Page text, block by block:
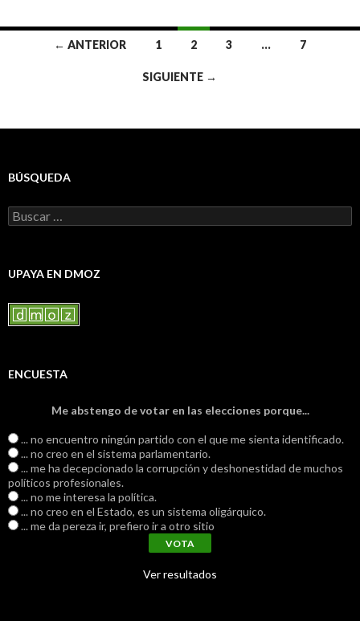
entradas
← ANTERIOR 1 2 3 … 7
SIGUIENTE →
BÚSQUEDA
Buscar:
UPAYA EN DMOZ
ENCUESTA
Me abstengo de votar en las elecciones porque...
... no encuentro ningún partido con el que me sienta identificado.
... no creo en el sistema parlamentario.
... me ha decepcionado la corrupción y deshonestidad de muchos
políticos profesionales.
... no me interesa la política.
... no creo en el Estado, es un sistema oligárquico.
... me da pereza ir, prefiero ir a otro sitio
Ver resultados